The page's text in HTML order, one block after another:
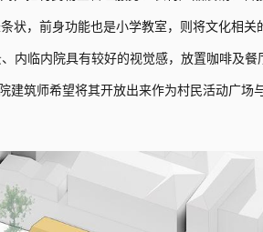
状，前身功能也是小学教室，则将文化相关
内临内院具有较好的视觉感，放置咖啡及
建筑师希望将其开放出来作为村民活动广场